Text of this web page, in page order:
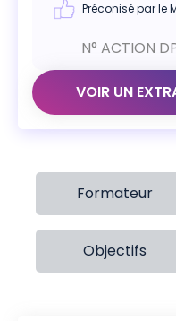
Formateur
Objectifs
Préconisé par le
N° ACTION
VOIR UN